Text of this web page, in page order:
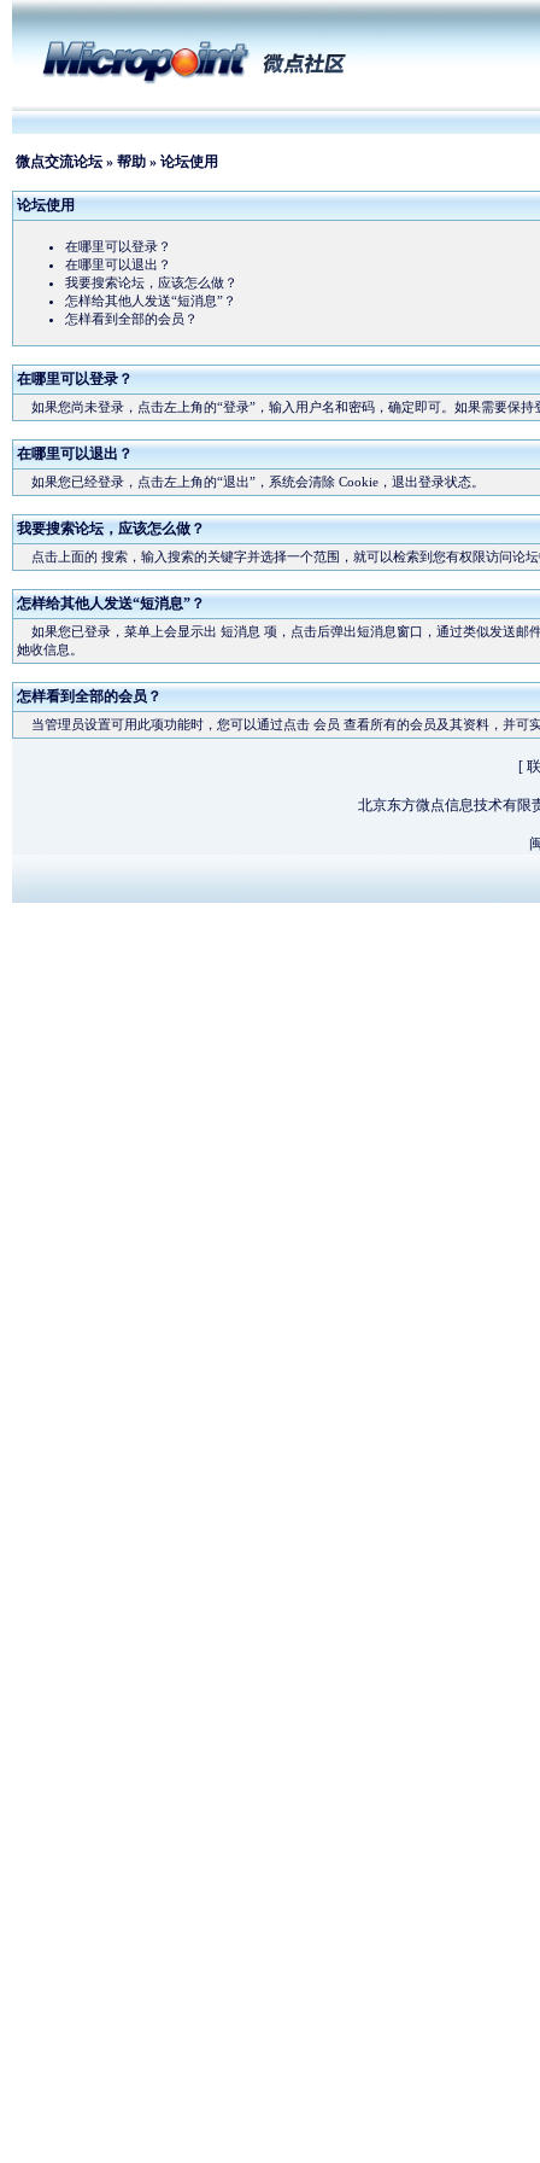
微点交流论坛 » 帮助 » 论坛使用
论坛使用
在哪里可以登录？
在哪里可以退出？
我要搜索论坛，应该怎么做？
怎样给其他人发送“短消息”？
怎样看到全部的会员？
在哪里可以登录？
如果您尚未登录，点击左上角的“登录”，输入用户名和密码，确定即可。如果需要保
在哪里可以退出？
如果您已经登录，点击左上角的“退出”，系统会清除 Cookie，退出登录状态。
我要搜索论坛，应该怎么做？
点击上面的 搜索 ，输入搜索的关键字并选择一个范围，就可以检索到您有权限访问论
怎样给其他人发送“短消息”？
如果您已登录，菜单上会显示出 短消息 项，点击后弹出短消息窗口，通过类似发送邮
她收信息。
怎样看到全部的会员？
当管理员设置可用此项功能时，您可以通过点击 会员 查看所有的会员及其资料，并可
[
北京东方微点信息技术有限